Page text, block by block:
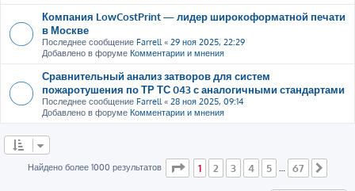
Компания LowCostPrint — лидер широкоформатной печати
в Москве
Последнее сообщение Farrell « 29 ноя 2025, 22:29
Добавлено в форуме Комментарии и мнения
Сравнительный анализ затворов для систем
пожаротушения по ТР ТС 043 с аналогичными стандартами
Последнее сообщение Farrell « 28 ноя 2025, 09:14
Добавлено в форуме Комментарии и мнения
Найдено более 1000 результатов Страница из 67
1 2 3 4 5 67